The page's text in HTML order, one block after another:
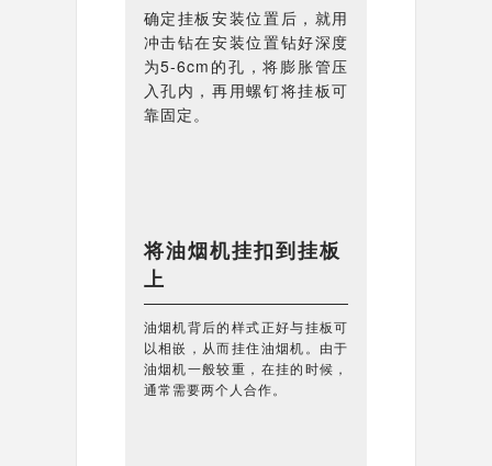
确定挂板安装位置后，就用
冲击钻在安装位置钻好深度
为5-6cm的孔，将膨胀管压
入孔内，再用螺钉将挂板可
靠固定。
将油烟机挂扣到挂板
上
油烟机背后的样式正好与挂板可
以相嵌，从而挂住油烟机。由于
油烟机一般较重，在挂的时候，
通常需要两个人合作。